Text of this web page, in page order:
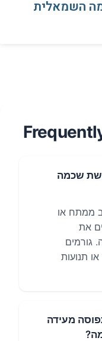
השמאלית
שכמה
ממתח או
את
גורמים
תנועות
מעידה